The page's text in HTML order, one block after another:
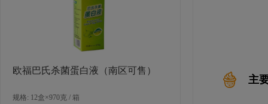
欧福巴氏杀菌蛋白液（南区可售）
规格: 12盒×970克 / 箱
主